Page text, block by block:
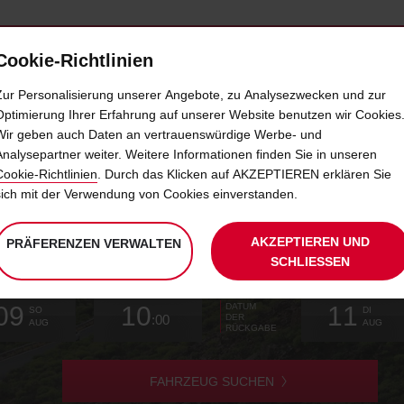
SELF-SERVICES
MIT DEM AUTO QUER
gewünschtes
Abholdatum
SO
AUG
zum
Ändern
Abholzeit
10:00
Ändern(Minuten)
(Stunden)
DATUM
DER
RÜCKGABE
11 DI
AUG
zum
Ändern
FAHRZEUG SUCHEN
Richtlinien
Personalisierung unserer Angebote, zu Analysezwecken und zur
Ihrer Erfahrung auf unserer Website benutzen wir Cookies.
geben auch Daten an vertrauenswürdige Werbe- und
weiter. Weitere Informationen finden Sie in unseren
Richtlinien. Durch das Klicken auf AKZEPTIEREN erklären Sie
mit der Verwendung von Cookies einverstanden.
PRÄFERENZEN VERWALTEN
AKZEPTIEREN UND
SCHLIESSEN